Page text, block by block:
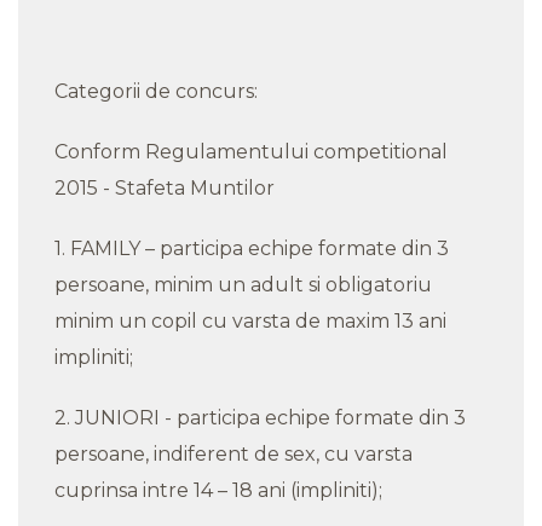
Categorii de concurs:
Conform Regulamentului competitional
2015 - Stafeta Muntilor
1. FAMILY – participa echipe formate din 3
persoane, minim un adult si obligatoriu
minim un copil cu varsta de maxim 13 ani
impliniti;
2. JUNIORI - participa echipe formate din 3
persoane, indiferent de sex, cu varsta
cuprinsa intre 14 – 18 ani (impliniti);